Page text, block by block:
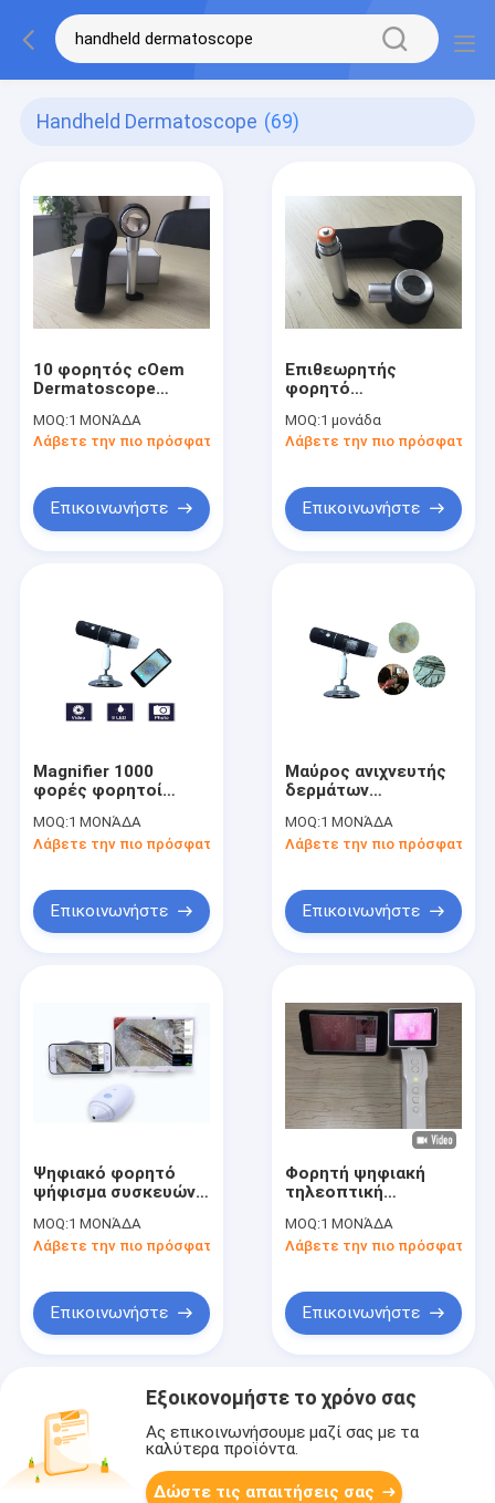
Handheld Dermatoscope (69)
10 φορητός cOem
Dermatoscope
ή προσαρμοσμένος
διαθέσιμος
MOQ:1 ΜΟΝΆΔΑ
Λάβετε την πιο πρόσφατη τιμή
Επικοινωνήστε
Επιθεωρητής
φορητό
δερμάτων και τρίχας
για τους
MOQ:1 μονάδα
Λάβετε την πιο πρόσφατη
Επικοινωνήστε
Magnifier 1000
φορές φορητοί
ασύρματοι δέρμα
Dermatoscope και
MOQ:1 ΜΟΝΆΔΑ
Λάβετε την πιο πρόσφατη τιμή
Επικοινωνήστε
Μαύρος ανιχνευτής
δερμάτων
πυριτίου ψηφιακός
ασύρματος
ή τηλέφωνο
διαθέσιμο
MOQ:1 ΜΟΝΆΔΑ
Λάβετε την πιο πρόσφατη
Επικοινωνήστε
Ψηφιακό φορητό
ψήφισμα συσκευών
Dermatoscope
τηλεοπτικό 1080P
MOQ:1 ΜΟΝΆΔΑ
Λάβετε την πιο πρόσφατη τιμή
Επικοινωνήστε
Φορητή ψηφιακή
τηλεοπτική
σύνδεση
Dermatoscope στο
MOQ:1 ΜΟΝΆΔΑ
Λάβετε την πιο πρόσφατη
Επικοινωνήστε
Εξοικονομήστε το χρόνο σας
Ας επικοινωνήσουμε μαζί σας με τα
καλύτερα προϊόντα.
Δώστε τις απαιτήσεις σας